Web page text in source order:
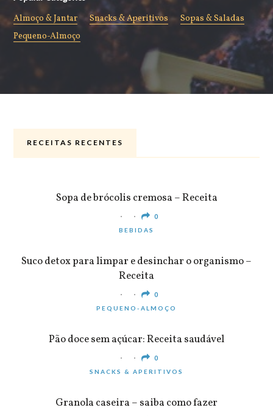
Almoço & Jantar Snacks & Aperitivos
Sopas & Saladas
Pequeno-Almoço
RECEITAS RECENTES
Sopa de brócolis cremosa – Receita
0
BEBIDAS
Suco detox para limpar e desinchar o organismo –
Receita
0
PEQUENO-ALMOÇO
Pão doce sem açúcar: Receita saudável
0
SNACKS & APERITIVOS
Granola caseira – saiba como fazer